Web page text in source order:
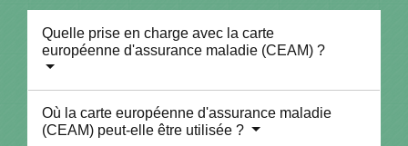
Quelle prise en charge avec la carte
européenne d'assurance maladie (CEAM) ?
Où la carte européenne d'assurance maladie
(CEAM) peut-elle être utilisée ?